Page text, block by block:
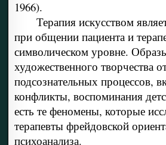
1966).
Терапия искусством
при общении пациента и
символическом уровне.
художественного творчества
подсознательных процессов,
конфликты, воспоминания
есть те феномены, которые
терапевты фрейдовской
психоанализа.